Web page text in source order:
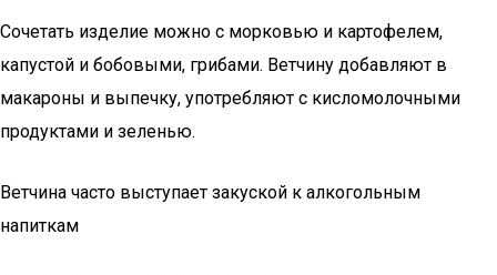
Сочетать изделие можно с морковью и картофелем,
капустой и бобовыми, грибами. Ветчину добавляют в
макароны и выпечку, употребляют с кисломолочными
продуктами и зеленью.
Ветчина часто выступает закуской к алкогольным
напиткам